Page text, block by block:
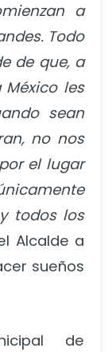
a
Todo
de que, a
les
sean
no nos
el lugar
todos los
Alcalde a
sueños
de